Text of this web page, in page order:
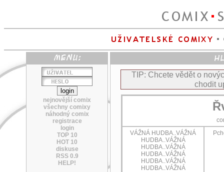
nejnovější comix
všechny comixy
náhodný comix
registrace
login
TOP 10
HOT 10
diskuse
RSS 0.9
HELP!
TIP: Chcete vědět o
chodit
VÁŽNÁ HUDBA..VÁŽNÁ
HUDBA..VÁŽNÁ
HUDBA..VÁŽNÁ
HUDBA..VÁŽNÁ
HUDBA..VÁŽNÁ
HUDBA..VÁŽNÁ